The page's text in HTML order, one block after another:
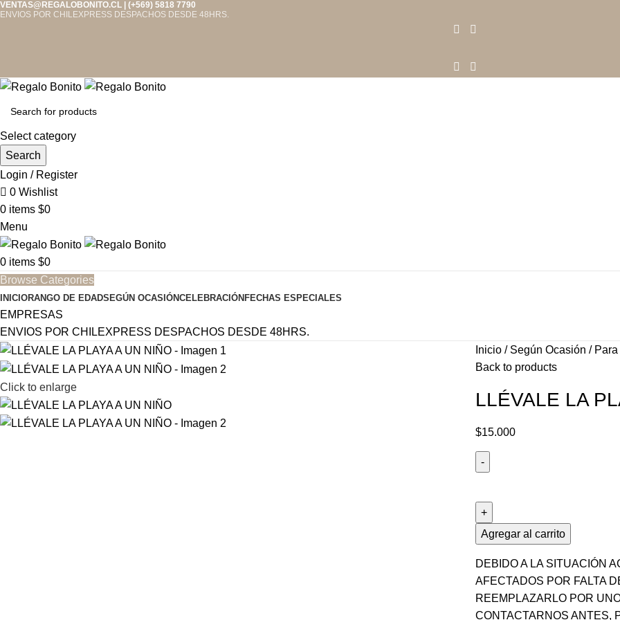
VENTAS@REGALOBONITO.CL | (+569) 5818 7790
ENVIOS POR CHILEXPRESS DESPACHOS DESDE 48HRS.
Select category
Search
Login / Register
0 Wishlist
0 items $0
Menu
0 items $0
Browse Categories
INICIORANGO DE EDADSEGÚN OCASIÓNCELEBRACIÓN FECHAS ESPECIALES
EMPRESAS
ENVIOS POR CHILEXPRESS DESPACHOS DESDE 48HRS.
Click to enlarge
Inicio Según Ocasión
Back to products
LLÉVALE LA
$15.000
Agregar al carrito
DEBIDO A LA SITUACIÓN
AFECTADOS POR FALTA
REEMPLAZARLO POR
CONTACTARNOS ANTES,